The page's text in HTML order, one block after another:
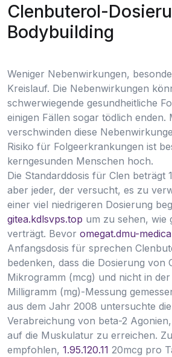
Clenbuterol-
Bodybuilding
Weniger Nebenwirkungen,
Kreislauf. Die Nebenwirkungen
schwerwiegende gesundheitliche
einigen Fällen sogar tödlich enden.
verschwinden diese
Risiko für Folgeerkrankungen ist
kerngesunden Menschen hoch.
Die Standarddosis für Clen beträgt
aber jeder, der versucht, es zu
einer viel niedrigeren Dosierung
gitea.kdlsvps.top um zu sehen, wie
verträgt. Bevor omegat.dmu-
Anfangsdosis für sprechen
bedenken, dass die Dosierung von
Mikrogramm (mcg) und nicht in
Milligramm (mg)-Messung
aus dem Jahr 2008 untersuchte
Verabreichung von beta-2
auf die Muskulatur zu erreichen.
empfohlen, 1.95.120.11 20mcg pro